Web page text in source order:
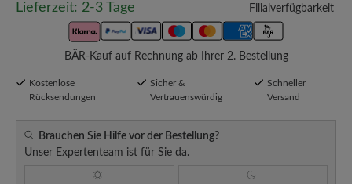
Lieferzeit: 2-3 Tage Filialverfügbarkeit
BÄR-Kauf auf Rechnung ab Ihrer 2. Bestellung
Kostenlose
Rücksendungen
Sicher &
Vertrauenswürdig
Schneller
Versand
Brauchen Sie Hilfe vor der Bestellung?
Unser Expertenteam ist für Sie da.